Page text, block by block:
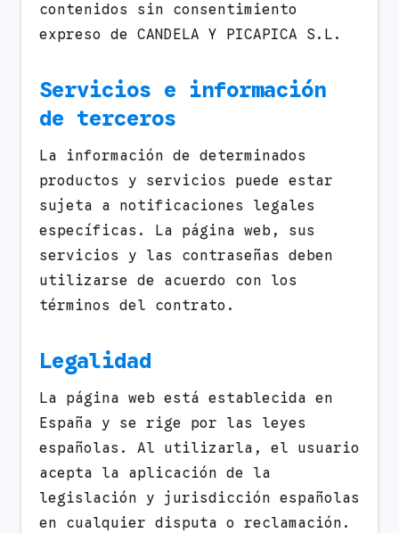
contenidos sin consentimiento
expreso de CANDELA Y PICAPICA S.L.
Servicios e información
de terceros
La información de determinados
productos y servicios puede estar
sujeta a notificaciones legales
específicas. La página web, sus
servicios y las contraseñas deben
utilizarse de acuerdo con los
términos del contrato.
Legalidad
La página web está establecida en
España y se rige por las leyes
españolas. Al utilizarla, el usuario
acepta la aplicación de la
legislación y jurisdicción españolas
en cualquier disputa o reclamación.